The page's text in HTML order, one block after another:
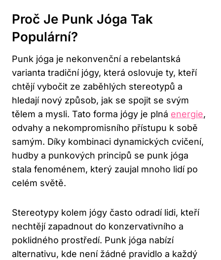
Proč ​je Punk Jóga Tak
Populární?
Punk jóga⁤ je nekonvenční a rebelantská
‌varianta ​tradiční jógy,⁢ která ‍oslovuje ty, ‍kteří
chtějí⁢ vybočit ze zaběhlých stereotypů ‍a ​
hledají nový způsob, jak se ​spojit⁢ se⁤ svým
tělem a mysli. Tato ⁢forma jógy je plná energie,
odvahy a nekompromisního přístupu⁣ k sobě
⁣samým.​ Díky kombinaci dynamických cvičení,
hudby a punkových principů ⁢se punk⁢ jóga
stala fenoménem, ⁢který zaujal mnoho ⁣lidí po
celém světě.
Stereotypy kolem jógy často ​odradí lidi, kteří
nechtějí zapadnout do konzervativního a
poklidného prostředí.⁤ Punk jóga nabízí‍
alternativu, kde není ​žádné pravidlo a⁢ každý